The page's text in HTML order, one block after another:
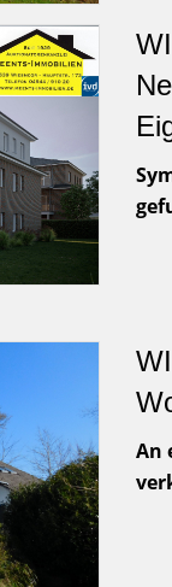
An